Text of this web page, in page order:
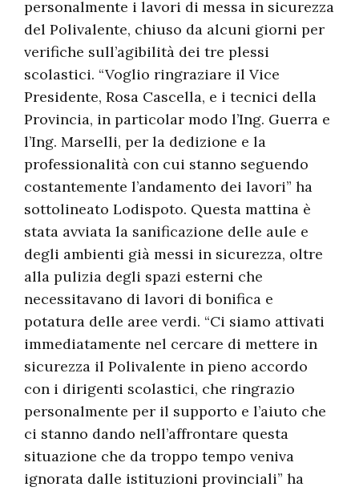
personalmente i lavori di messa in sicurezza
del Polivalente, chiuso da alcuni giorni per
verifiche sull’agibilità dei tre plessi
scolastici. “Voglio ringraziare il Vice
Presidente, Rosa Cascella, e i tecnici della
Provincia, in particolar modo l’Ing. Guerra e
l’Ing. Marselli, per la dedizione e la
professionalità con cui stanno seguendo
costantemente l’andamento dei lavori” ha
sottolineato Lodispoto. Questa mattina è
stata avviata la sanificazione delle aule e
degli ambienti già messi in sicurezza, oltre
alla pulizia degli spazi esterni che
necessitavano di lavori di bonifica e
potatura delle aree verdi. “Ci siamo attivati
immediatamente nel cercare di mettere in
sicurezza il Polivalente in pieno accordo
con i dirigenti scolastici, che ringrazio
personalmente per il supporto e l’aiuto che
ci stanno dando nell’affrontare questa
situazione che da troppo tempo veniva
ignorata dalle istituzioni provinciali” ha